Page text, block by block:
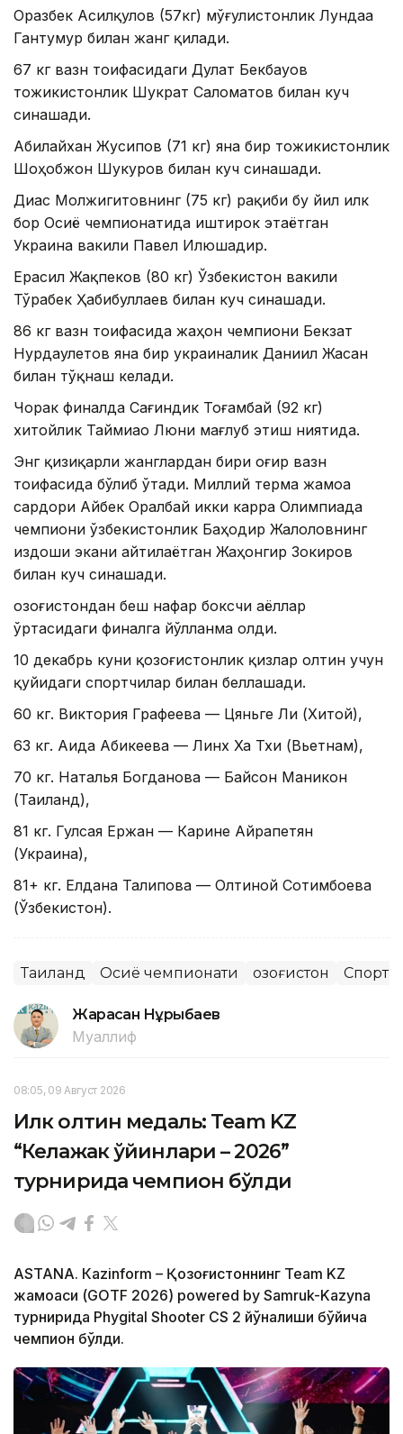
Оразбек Асилқулов (57кг) мўғулистонлик Лундаа
Гантумур билан жанг қилади.
67 кг вазн тоифасидаги Дулат Бекбауов
тожикистонлик Шукрат Саломатов билан куч
синашади.
Абилайхан Жусипов (71 кг) яна бир тожикистонлик
Шоҳобжон Шукуров билан куч синашади.
Диас Молжигитовнинг (75 кг) рақиби бу йил илк
бор Осиё чемпионатида иштирок этаётган
Украина вакили Павел Илюшадир.
Ерасил Жақпеков (80 кг) Ўзбекистон вакили
Тўрабек Ҳабибуллаев билан куч синашади.
86 кг вазн тоифасида жаҳон чемпиони Бекзат
Нурдаулетов яна бир украиналик Даниил Жасан
билан тўқнаш келади.
Чорак финалда Сағиндик Тоғамбай (92 кг)
хитойлик Таймиао Люни мағлуб этиш ниятида.
Энг қизиқарли жанглардан бири оғир вазн
тоифасида бўлиб ўтади. Миллий терма жамоа
сардори Айбек Оралбай икки карра Олимпиада
чемпиони ўзбекистонлик Баҳодир Жалоловнинг
издоши экани айтилаётган Жаҳонгир Зокиров
билан куч синашади.
Қозоғистондан беш нафар боксчи аёллар
ўртасидаги финалга йўлланма олди.
10 декабрь куни қозоғистонлик қизлар олтин учун
қуйидаги спортчилар билан беллашади.
60 кг. Виктория Графеева — Цяньге Ли (Хитой),
63 кг. Аида Абикеева — Линх Ха Тхи (Вьетнам),
70 кг. Наталья Богданова — Байсон Маникон
(Таиланд),
81 кг. Гулсая Ержан — Карине Айрапетян
(Украина),
81+ кг. Елдана Талипова — Олтиной Сотимбоева
(Ўзбекистон).
Таиланд Осиё чемпионати Қозоғистон Спорт
Жарасқан Нұрыбаев
Муаллиф
08:05, 09 Август 2026
Илк олтин медаль: Team KZ
“Келажак ўйинлари – 2026”
турнирида чемпион бўлди
ASTANА. Кazinform – Қозоғистоннинг Team KZ
жамоаси (GOTF 2026) powered by Samruk-Kazyna
турнирида Phygital Shooter CS 2 йўналиши бўйича
чемпион бўлди.